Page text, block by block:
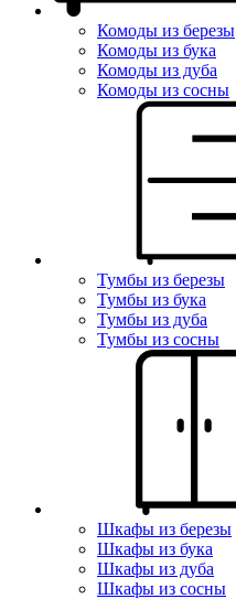
Комоды из березы
Комоды из бука
Комоды из дуба
Комоды из сосны
Тумбы из березы
Тумбы из бука
Тумбы из дуба
Тумбы из сосны
Шкафы из березы
Шкафы из бука
Шкафы из дуба
Шкафы из сосны